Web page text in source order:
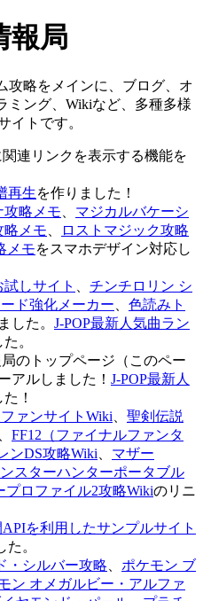
報局
攻略をメインに、ブログ、オ
ミング、Wikiなど、多種多様
イトです。
連リンクを表示する機能を
再生を作りました！
攻略メモ
マジカルバケーシ
メモ
ロストマジック攻略
メモをスマホデザイン対応し
しサイト
チンチロリン シ
ド強化メーカー
色読みト
した。 J-POP最新人気曲ラン
。
のトップページ（このペー
アルしました！ J-POP最新人
！
ァンサイトWiki
聖剣伝説
FF12（ファイナルファンタ
ンDS攻略Wiki
マザー
スターハンターポータブル
プロファイル2攻略Wikiのリニ
を利用したサンプルサイト
た。
・シルバー攻略
ポケモン ブ
ン オメガルビー・アルファ